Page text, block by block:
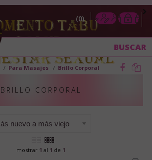
0
Para Masajes Brillo Corporal
BRILLO CORPORAL
mostrar 1 al 1 de 1